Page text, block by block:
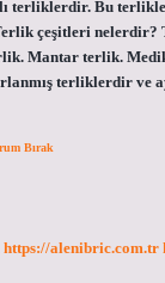
terliklerdir. Bu
çeşitleri
Mantar terlik.
terliklerdir ve
Bırak
https://alenibric.com.tr